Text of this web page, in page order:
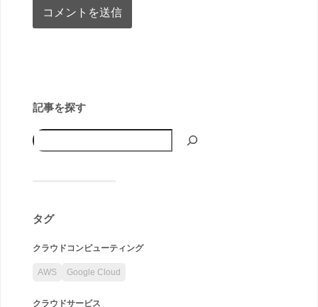
記事を探す
タグ
クラウドコンピューティング
AWS Google Cloud
クラウドサービス